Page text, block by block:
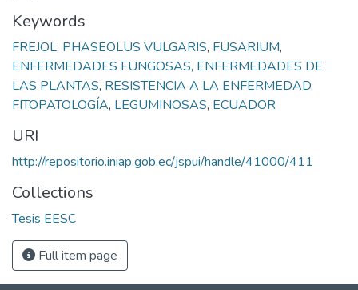
Keywords
FREJOL, PHASEOLUS VULGARIS, FUSARIUM,
ENFERMEDADES FUNGOSAS, ENFERMEDADES DE
LAS PLANTAS, RESISTENCIA A LA ENFERMEDAD,
FITOPATOLOGÍA, LEGUMINOSAS, ECUADOR
URI
http://repositorio.iniap.gob.ec/jspui/handle/41000/411
Collections
Tesis EESC
Full item page